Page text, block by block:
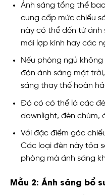
Ánh sáng tổng thể
cung cấp mức chiếu
này có thể đến từ ánh
mái lợp kính hay các
Nếu phòng ngủ
đón ánh sáng mặt
sáng thay thế hoàn
Đó có có thể là các
downlight, đèn chùm,
Với đặc điểm góc
Các loại đèn này tỏa
phòng mà ánh sáng
Mẫu 2: Ánh sáng bổ